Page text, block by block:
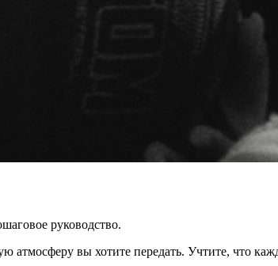
руководство.
вы хотите передать. Учтите, что